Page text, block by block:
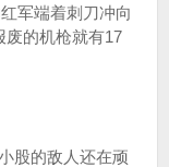
军端着刺刀冲向
废的机枪就有17
股的敌人还在顽